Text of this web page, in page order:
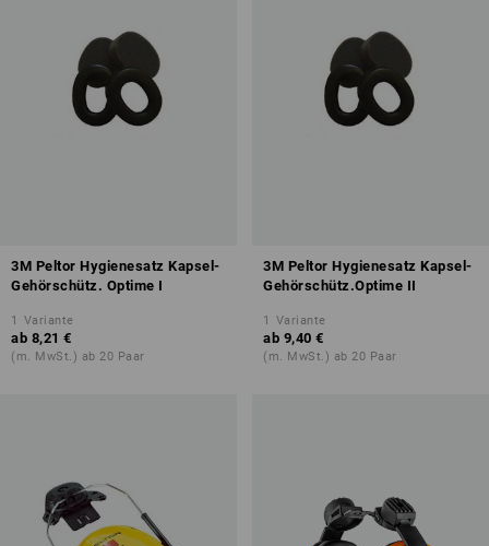
3M Peltor Hygienesatz Kapsel-
Gehörschütz. Optime I
1 Variante
ab 8,21 €
(m. MwSt.) ab 20 Paar
3M Peltor Hygienesatz Kapsel-
Gehörschütz.Optime II
1 Variante
ab 9,40 €
(m. MwSt.) ab 20 Paar